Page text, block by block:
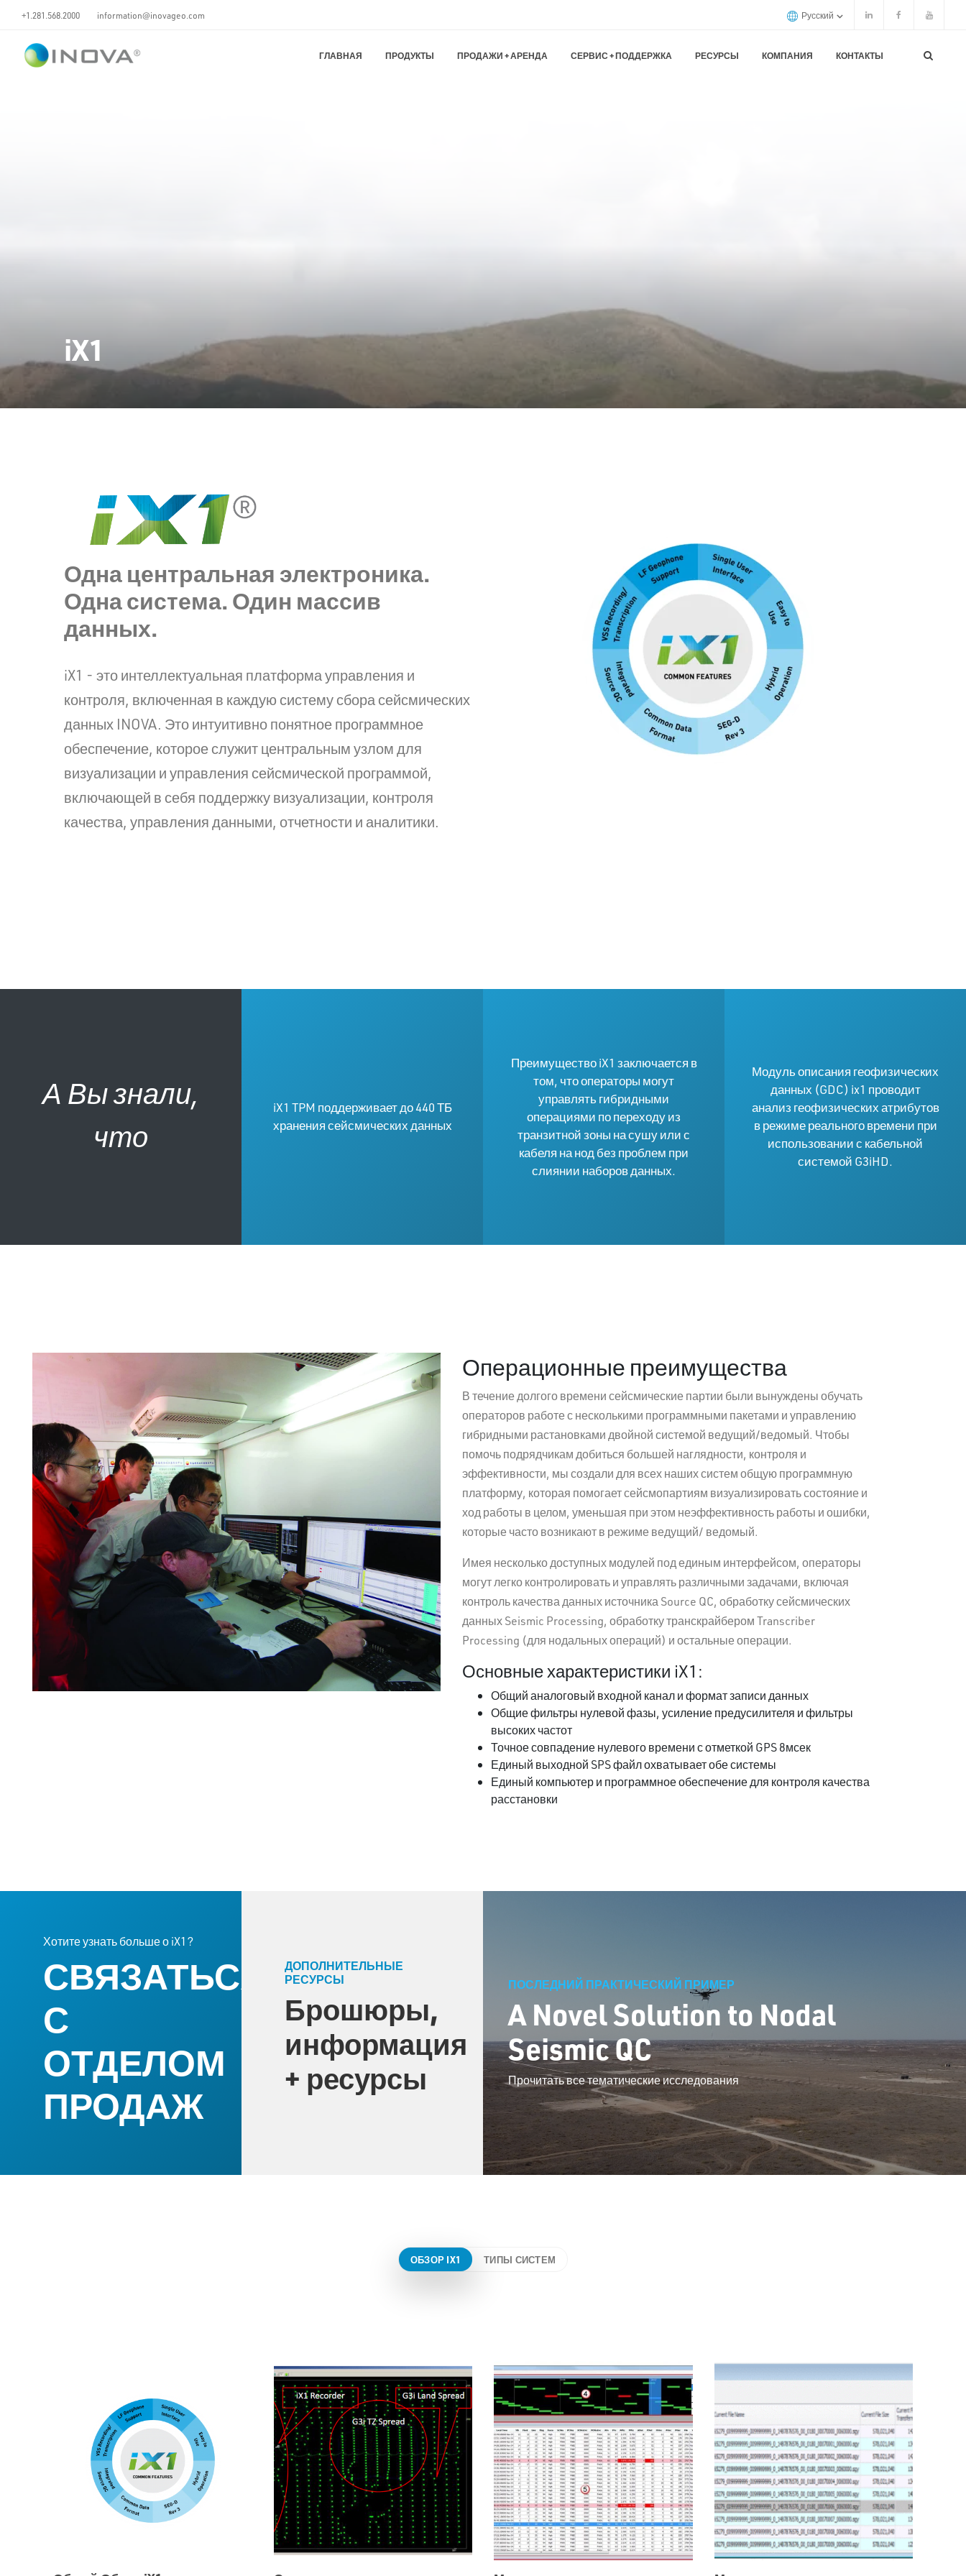
+1.281.568.2000 information@inovageo.com Русский
ГЛАВНАЯ ПРОДУКТЫ ПРОДАЖИ + АРЕНДА СЕРВИС + ПОДДЕРЖКА РЕСУРСЫ КОМПАНИЯ КОНТАКТЫ
iX1
Одна центральная электроника.
Одна система. Один массив
данных.
iX1 - это интеллектуальная платформа управления и
контроля, включенная в каждую систему сбора сейсмических
данных INOVA. Это интуитивно понятное программное
обеспечение, которое служит центральным узлом для
визуализации и управления сейсмической программой,
включающей в себя поддержку визуализации, контроля
качества, управления данными, отчетности и аналитики.
А Вы знали,
что
iX1 TPM поддерживает до 440 ТБ
хранения сейсмических данных
Преимущество iX1 заключается в
том, что операторы могут
управлять гибридными
операциями по переходу из
транзитной зоны на сушу или с
кабеля на нод без проблем при
слиянии наборов данных.
Модуль описания геофизических
данных (GDC) ix1 проводит
анализ геофизических атрибутов
в режиме реального времени при
использовании с кабельной
системой G3iHD.
Операционные преимущества
В течение долгого времени сейсмические партии были вынуждены обучать
операторов работе с несколькими программными пакетами и управлению
гибридными растановками двойной системой ведущий/ведомый. Чтобы
помочь подрядчикам добиться большей наглядности, контроля и
эффективности, мы создали для всех наших систем общую программную
платформу, которая помогает сейсмопартиям визуализировать состояние и
ход работы в целом, уменьшая при этом неэффективность работы и ошибки,
которые часто возникают в режиме ведущий/ ведомый.
Имея несколько доступных модулей под единым интерфейсом, операторы
могут легко контролировать и управлять различными задачами, включая
контроль качества данных источника Source QC, обработку сейсмических
данных Seismic Processing, обработку транскрайбером Transcriber
Processing (для нодальных операций) и остальные операции.
Основные характеристики iX1:
Общий аналоговый входной канал и формат записи данных
Общие фильтры нулевой фазы, усиление предусилителя и фильтры
высоких частот
Точное совпадение нулевого времени с отметкой GPS 8мсек
Единый выходной SPS файл охватывает обе системы
Единый компьютер и программное обеспечение для контроля качества
расстановки
Хотите узнать больше о iX1?
СВЯЗАТЬСЯ
С
ОТДЕЛОМ
ПРОДАЖ
ДОПОЛНИТЕЛЬНЫЕ
РЕСУРСЫ
Брошюры,
информация
+ ресурсы
ПОСЛЕДНИЙ ПРАКТИЧЕСКИЙ ПРИМЕР
A Novel Solution to Nodal
Seismic QC
Прочитать все тематические исследования
ОБЗОР IX1 ТИПЫ СИСТЕМ
Система идеально подходит для
проектов Hawk или Quantum с
небольшим количеством каналов.
Система Ultra-Lite предоставляет
возможность выполнять функции
сбора и/или транскрипции данных.
Система Quantum соединена с
Lite
Система Lite идеально подходит для
проектов G3i HD, Hawk или Quantum
со средним количеством каналов.
Для Quantum компьютерная система
соединена с портативной стойкой
выгрузки на 16 единиц для
выполнения выгрузки данных и
зарядки батарей.
Standard
Стандартная система подходит для
проектов G3i HD, Hawk или Quantum с
большим количеством каналов.
Состоит из аппаратного обеспечения
сбора и транскрипции,
выполняющего функции
регистрации, такие как
обслуживание приемника,
регистрация источника и загрузка
High Capacity
Высокопроизводительная система
рекомендуется для мегапартий с
очень большим количеством
каналов, которым требуется
сверхвысокая производительность
для проектов G3i HD.